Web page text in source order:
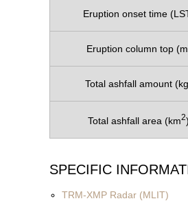
Eruption onset time
Eruption column top
Total ashfall amount
Total ashfall area (km2)
SPECIFIC
TRM-XMP Radar (MLIT)